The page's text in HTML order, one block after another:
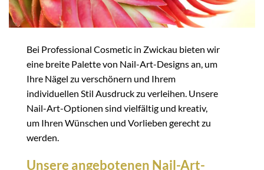
Bei Professional Cosmetic in Zwickau bieten wir
eine breite Palette von Nail-Art-Designs an, um
Ihre Nägel zu verschönern und Ihrem
individuellen Stil Ausdruck zu verleihen. Unsere
Nail-Art-Optionen sind vielfältig und kreativ,
um Ihren Wünschen und Vorlieben gerecht zu
werden.
Unsere angebotenen Nail-Art-